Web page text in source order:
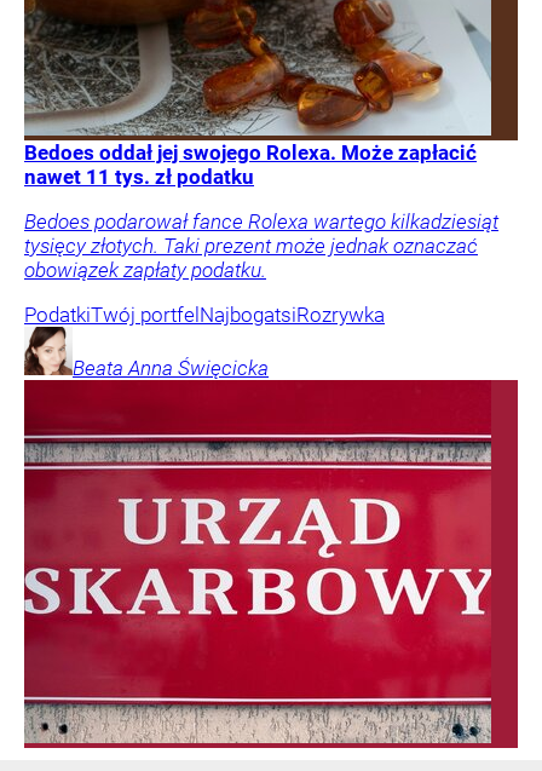
Bedoes oddał jej swojego Rolexa. Może zapłacić
nawet 11 tys. zł podatku
Bedoes podarował fance Rolexa wartego kilkadziesiąt
tysięcy złotych. Taki prezent może jednak oznaczać
obowiązek zapłaty podatku.
PodatkiTwój portfel NajbogatsiRozrywka
Beata Anna Święcicka